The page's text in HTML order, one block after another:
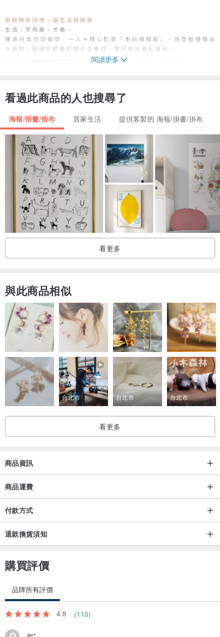
閱讀更多
看過此商品的人也搜尋了
海報/掛畫/掛布 居家生活 提供客製的 海報/掛畫/掛布
看更多
與此商品相似
台北市 台北市 台北市
看更多
商品資訊
商品運費
付款方式
退款換貨須知
購買評價
品牌所有評價
4.8 (110)